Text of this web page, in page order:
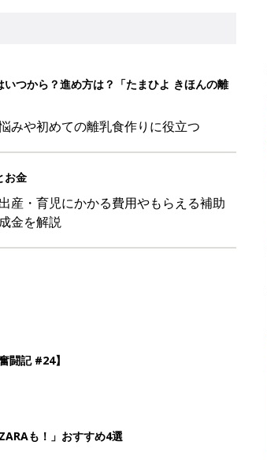
闘記 #24】
も！」おすすめ4選
帯は14時が危ない！親のNG行動も危険を
5 >